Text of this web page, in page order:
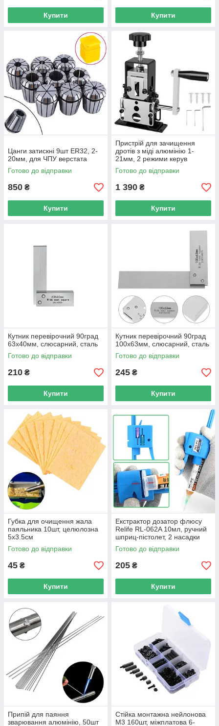
Купити Купити
Цанги затискні 9шт ER32, 2-
20мм, для ЧПУ верстата
Готово до відправки
850 ₴
Купити
Пристрій для зачищення
дротів з міді алюмінію 1-
21мм, 2 режими керув
Готово до відправки
1 390 ₴
Купити
Кутник перевірочний 90град
63x40мм, слюсарний, сталь
Готово до відправки
210 ₴
Купити
Кутник перевірочний 90град
100x63мм, слюсарний, сталь
Готово до відправки
245 ₴
Купити
Губка для очищення жала
паяльника 10шт, целюлозна
5x3.5см
Готово до відправки
45 ₴
Купити
Екстрактор дозатор флюсу
Relife RL-062A 10мл, ручний
шприц-пістолет, 2 насадки
Готово до відправки
205 ₴
Купити
Припій для паяння
зварювання алюмінію, 50шт
Стійка монтажна нейлонова
М3 160шт, міжплатова 6-